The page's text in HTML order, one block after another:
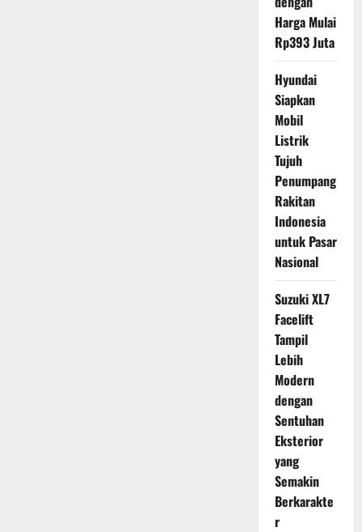
Harga Mulai
Rp393 Juta
Hyundai
Siapkan
Mobil
Listrik
Tujuh
Penumpang
Rakitan
Indonesia
untuk Pasar
Nasional
Suzuki XL7
Facelift
Tampil
Lebih
Modern
dengan
Sentuhan
Eksterior
yang
Semakin
Berkarakte
r